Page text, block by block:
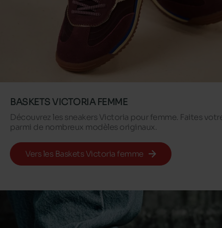
BASKETS VICTORIA FEMME
Découvrez les sneakers Victoria pour femme. Faites
parmi de nombreux modèles originaux.
Vers les Baskets Victoria femme